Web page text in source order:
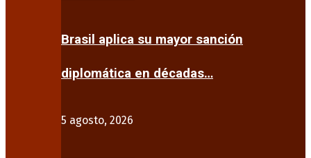
Brasil aplica su mayor sanción
diplomática en décadas…
5 agosto, 2026